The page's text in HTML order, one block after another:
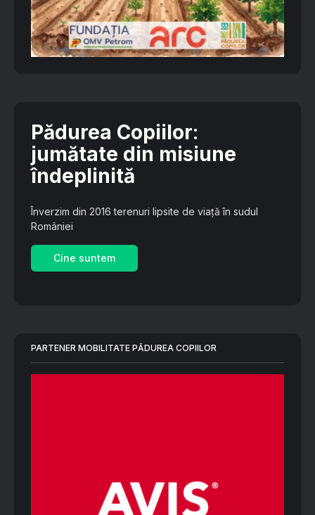
Pădurea Copiilor:
jumătate din misiune
îndeplinită
Înverzim din 2016 terenuri lipsite de viață în sudul
României
Cine suntem
PARTENER MOBILITATE PĂDUREA COPIILOR